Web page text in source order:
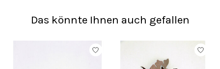
Das könnte Ihnen auch gefallen
Produkt-Karussell-Artikel